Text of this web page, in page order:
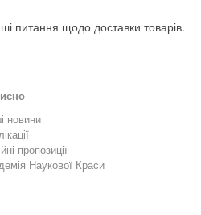
питання щодо доставки товарів.
новини
пропозиції
Наукової Краси